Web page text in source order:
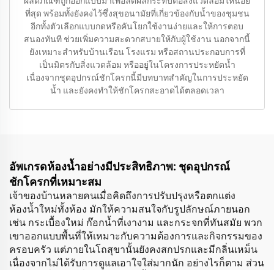
ที่สุด พร้อมทั้งยังคงไว้ซึ่งสุขอนามัยที่เกี่ยวข้องกับน้ำของชุมชน
อีกทั้งตัวเลือกแบบกดหรือคันโยกใช้งานง่ายและให้การตอบ
สนองทันที ช่วยเพิ่มความสะดวกสบายให้กับผู้ใช้งาน นอกจากนี้
ยังเหมาะสำหรับบ้านเรือน โรงแรม หรือสถานประกอบการที่
เป็นมิตรกับสิ่งแวดล้อม หรืออยู่ในโครงการประหยัดน้ำ
เนื่องจากชุดอุปกรณ์ชักโครกนี้มีบทบาทสำคัญในการประหยัด
น้ำ และยังคงทำให้ชักโครกสะอาดได้ตลอดเวลา
อัพเกรดห้องน้ำอย่างมีประสิทธิภาพ: ชุดอุปกรณ์
ชักโครกที่เหมาะสม
เจ้าของบ้านหลายคนเมื่อคิดถึงการปรับปรุงหรือตกแต่ง
ห้องน้ำใหม่ทั้งห้อง มักให้ความสนใจกับรูปลักษณ์ภายนอก
เช่น กระเบื้องใหม่ ก๊อกน้ำที่เงางาม และกระจกที่ทันสมัย พวก
เขาออกแบบพื้นที่ให้เหมาะกับความต้องการและกิจกรรมของ
ครอบครัว แต่ภายในโถสุขานั้นยังคงสกปรกและมีกลิ่นเหม็น
เนื่องจากไม่ได้รับการดูแลเอาใจใส่มากนัก อย่างไรก็ตาม ส่วน